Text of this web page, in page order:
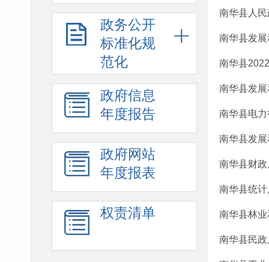
政务公开
标准化规
范化
政府信息
年度报告
政府网站
年度报表
权责清单
南华县人
南华县发
南华县
南华县发
南华县电
南华县发
南华县财
南华县统计
南华县林
南华县民